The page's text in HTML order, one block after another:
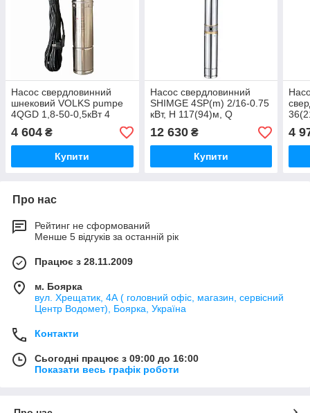
Насос свердловинний
шнековий VOLKS pumpe
4QGD 1,8-50-0,5кВт 4
дюйми +кабель 15м -
29062
4 604 ₴
Купити
Насос свердловинний
SHIMGE 4SP(m) 2/16-0.75
кВт, Н 117(94)м, Q
55(35)л/хв, O96 мм,
(кабель 55 м) - 29434
12 630₴
Купити
4
Про нас
Рейтинг не сформований
Менше 5 відгуків за останній рік
Працює з 28.11.2009
м. Боярка
вул. Хрещатик, 4А ( головний офіс, магазин, сервісний
Центр Водомет), Боярка, Україна
Контакти
Сьогодні працює з 09:00 до 16:00
Показати весь графік роботи